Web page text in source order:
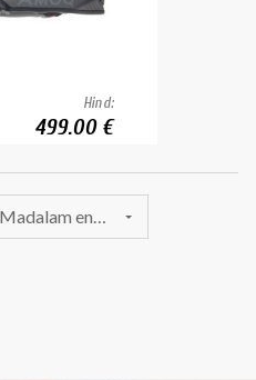
Hind:
499.00 €
Hind: Madalam enne